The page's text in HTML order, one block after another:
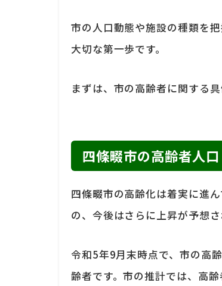
市の人口動態や施設の種類を
大切な第一歩です。
まずは、市の高齢者に関する
四條畷市の高齢者人口
四條畷市の高齢化は着実に進
の、今後はさらに上昇が予想
令和5年9月末時点で、市の高
齢者です。市の推計では、高